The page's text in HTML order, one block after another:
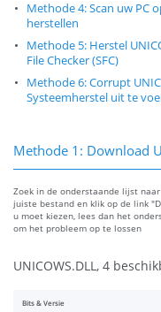
Methode 4: Scan uw PC
herstellen
Methode 5: Herstel
File Checker (SFC)
Methode 6: Corrupt
Systeemherstel uit te
Methode 1: Download
Zoek in de onderstaande lijst
juiste bestand en klik op de link
u moet kiezen, lees dan het
om het probleem op te lossen
UNICOWS.DLL, 4
Bits & Versie